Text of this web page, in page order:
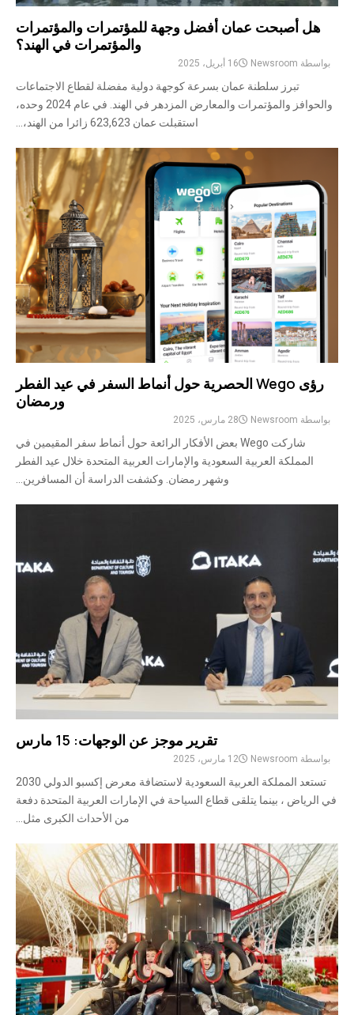
هل أصبحت عمان أفضل وجهة للمؤتمرات والمؤتمرات
والمؤتمرات في الهند؟
بواسطة Newsroom 16 أبريل، 2025
تبرز سلطنة عمان بسرعة كوجهة دولية مفضلة لقطاع الاجتماعات
والحوافز والمؤتمرات والمعارض المزدهر في الهند. في عام 2024 وحده،
استقبلت عمان 623,623 زائرا من الهند،...
رؤى Wego الحصرية حول أنماط السفر في عيد الفطر
ورمضان
بواسطة Newsroom 28 مارس، 2025
شاركت Wego بعض الأفكار الرائعة حول أنماط سفر المقيمين في
المملكة العربية السعودية والإمارات العربية المتحدة خلال عيد الفطر
وشهر رمضان. وكشفت الدراسة أن المسافرين...
تقرير موجز عن الوجهات: 15 مارس
بواسطة Newsroom 12 مارس، 2025
تستعد المملكة العربية السعودية لاستضافة معرض إكسبو الدولي 2030
في الرياض ، بينما يتلقى قطاع السياحة في الإمارات العربية المتحدة دفعة
من الأحداث الكبرى مثل...